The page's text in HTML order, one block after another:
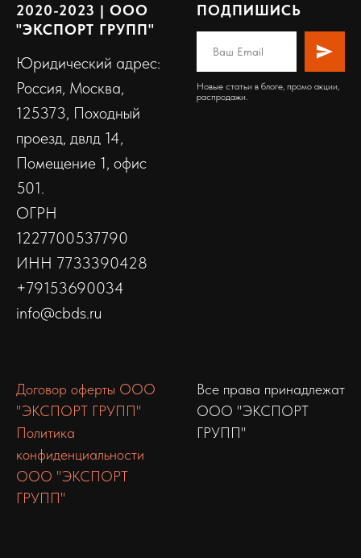
2020-2023 | ООО
"ЭКСПОРТ ГРУПП"
Юридический адрес:
Россия, Москва,
125373, Походный
проезд, двлд 14,
Помещение 1, офис
501.
ОГРН
1227700537790
ИНН 7733390428
+79153690034
info@cbds.ru
ПОДПИШИСЬ
Новые статьи в блоге, промо акции,
распродажи.
Договор оферты ООО
"ЭКСПОРТ ГРУПП"
Политика
конфиденциальности
ООО "ЭКСПОРТ
ГРУПП"
Все права принадлежат
ООО "ЭКСПОРТ
ГРУПП"